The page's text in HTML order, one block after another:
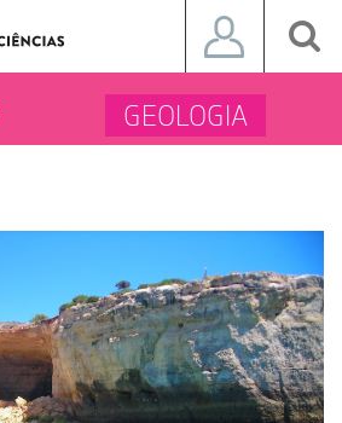
GEOLOGIA